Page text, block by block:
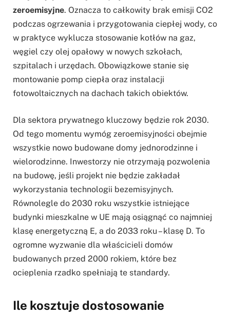
zeroemisyjne. Oznacza to całkowity brak emisji CO2
podczas ogrzewania i przygotowania ciepłej wody, co
w praktyce wyklucza stosowanie kotłów na gaz,
węgiel czy olej opałowy w nowych szkołach,
szpitalach i urzędach. Obowiązkowe stanie się
montowanie pomp ciepła oraz instalacji
fotowoltaicznych na dachach takich obiektów.
Dla sektora prywatnego kluczowy będzie rok 2030.
Od tego momentu wymóg zeroemisyjności obejmie
wszystkie nowo budowane domy jednorodzinne i
wielorodzinne. Inwestorzy nie otrzymają pozwolenia
na budowę, jeśli projekt nie będzie zakładał
wykorzystania technologii bezemisyjnych.
Równolegle do 2030 roku wszystkie istniejące
budynki mieszkalne w UE mają osiągnąć co najmniej
klasę energetyczną E, a do 2033 roku – klasę D. To
ogromne wyzwanie dla właścicieli domów
budowanych przed 2000 rokiem, które bez
ocieplenia rzadko spełniają te standardy.
Ile kosztuje dostosowanie